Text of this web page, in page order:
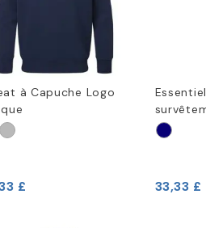
à Capuche Logo
£ 33,33 £